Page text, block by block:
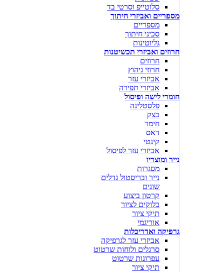
סלוטייפ וסרטי בד
מספריים ואביזרי חיתוך
מספריים
סכיני חיתוך
גליוטינות
חרוזים ואביזרי תכשיטנות
חרוזים
חרוזי גיהוץ
אביזרי עזר
אביזרי תפירה
חומרי לישה ופיסול
פלסטלינה
בצק
חימר
דאס
קינטי
אביזרי עזר לפיסול
נייר ומוצריו
מסגרות
נייר ובריסטול גדלים
שונים
קרטון ביצוע
בלוקים לציור
תיקי ציור
אוריגמי
גרפיקה ואדריכלות
אביזרי עזר לגרפיקה
סרגלים ולוחות שרטוט
עפרונות שרטוט
תיקי ציור